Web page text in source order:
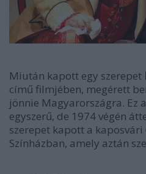
Miután kapott egy szerepet
című filmjében, megérett
jönnie Magyarországra. Ez
egyszerű, de 1974 végén
szerepet kapott a kaposvári
Színházban, amely aztán